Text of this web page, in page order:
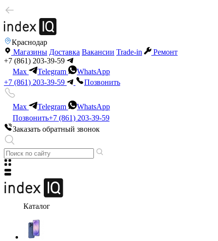
Краснодар
Магазины Доставка Вакансии Trade-in
Ремонт
+7 (861) 203-39-59
Max
Telegram
WhatsApp
+7 (861) 203-39-59
Позвонить
Max Telegram
WhatsApp
Позвонить+7 (861) 203-39-59
Заказать обратный звонок
Каталог